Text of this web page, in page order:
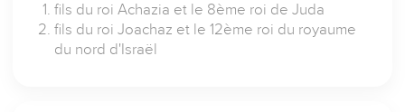
fils du roi Achazia et le 8ème roi de Juda
fils du roi Joachaz et le 12ème roi du royaume
du nord d'Israël